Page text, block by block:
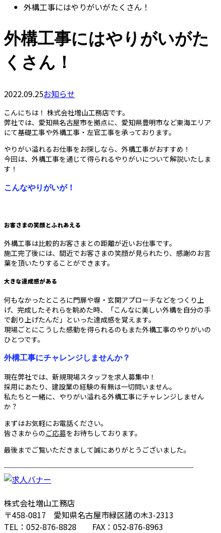
外構工事にはやりがいがたくさん！
外構工事にはやりがいがた
くさん！
2022.09.25お知らせ
こんにちは！ 株式会社増山工務店です。
弊社では、愛知県名古屋市を拠点に、愛知県豊明市など東海エリア
にて基礎工事や外構工事・左官工事を承っております。
やりがい溢れるお仕事をお探しなら、外構工事がおすすめ！
今回は、外構工事を通じて得られるやりがいについて解説いたしま
す！
こんなやりがいが！
お客さまの笑顔とふれあえる
外構工事は比較的お客さまとの距離が近いお仕事です。
施工完了後には、間近でお客さまの笑顔が見られたり、感謝のお言
葉を頂いたりすることができます。
大きな達成感がある
何もなかったところに門扉や塀・玄関アプローチなどをつくり上
げ、完成したそれらを眺めた時、「こんなに美しい外構を自分の手
で創り上げたんだ」といった達成感を覚えます。
現場ごとにこうした感動を得られるのもまた外構工事のやりがいの
ひとつです。
外構工事にチャレンジしませんか？
現在弊社では、新規現場スタッフを求人募集中！
採用にあたり、建設業の経験の有無は一切問いません。
私たちと一緒に、やりがい溢れる外構工事にチャレンジしません
か？
まずはお気軽にお電話ください。
皆さまからのご応募をお待ちしております。
最後までご覧いただきまして誠にありがとうございました。
────────────────────────
株式会社増山工務店
〒458-0817 愛知県名古屋市緑区諸の木3-2313
TEL：052-876-8828 FAX：052-876-8963